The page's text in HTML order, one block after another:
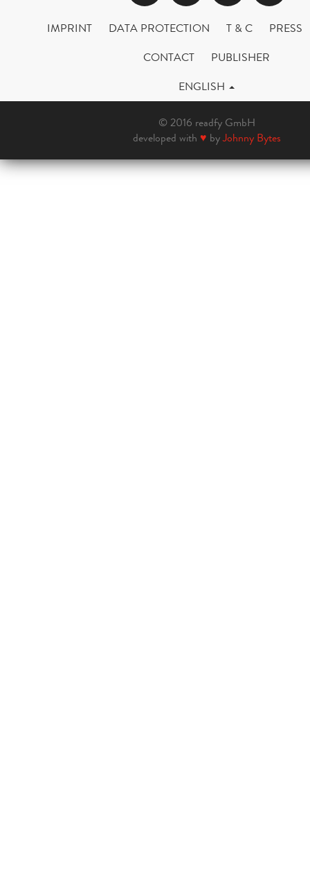
IMPRINT DATA PROTECTION T & C
PRESS
CONTACT
PUBLISHER
ENGLISH
© 2016 readfy GmbH
developed with ♥ byJohnny Bytes